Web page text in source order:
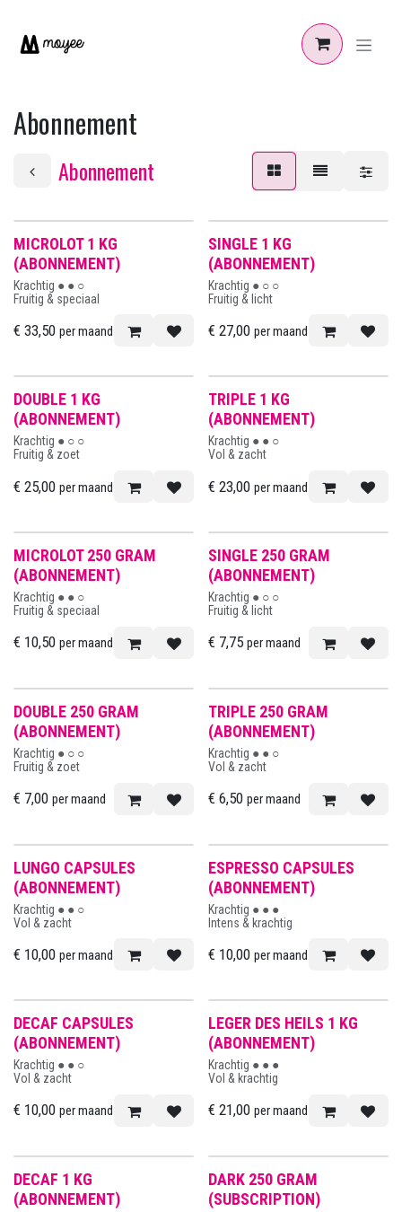
Abonnement
Abonnement
MICROLOT 1 KG
(ABONNEMENT)
Krachtig ● ● ○
Fruitig & speciaal
€ 33,50 per maand
SINGLE 1 KG
(ABONNEMENT)
Krachtig ● ○ ○
Fruitig & licht
€ 27,00 per maand
DOUBLE 1 KG
(ABONNEMENT)
Krachtig ● ○ ○
Fruitig & zoet
€ 25,00 per maand
BESTSELLER
TRIPLE 1 KG
(ABONNEMENT)
Krachtig ● ● ○
Vol & zacht
€ 23,00 per maand
MICROLOT 250 GRAM
(ABONNEMENT)
Krachtig ● ● ○
Fruitig & speciaal
€ 10,50 per maand
SINGLE 250 GRAM
(ABONNEMENT)
Krachtig ● ○ ○
Fruitig & licht
€ 7,75 per maand
DOUBLE 250 GRAM
(ABONNEMENT)
Krachtig ● ○ ○
Fruitig & zoet
€ 7,00 per maand
BESTSELLER
TRIPLE 250 GRAM
(ABONNEMENT)
Krachtig ● ● ○
Vol & zacht
€ 6,50 per maand
LUNGO CAPSULES
(ABONNEMENT)
Krachtig ● ● ○
Vol & zacht
€ 10,00 per maand
ESPRESSO CAPSULES
(ABONNEMENT)
Krachtig ● ● ●
Intens & krachtig
€ 10,00 per maand
DECAF CAPSULES
(ABONNEMENT)
Krachtig ● ● ○
Vol & zacht
€ 10,00 per maand
LEGER DES HEILS 1 KG
(ABONNEMENT)
Krachtig ● ● ●
Vol & krachtig
€ 21,00 per maand
DECAF 1 KG
(ABONNEMENT)
DARK 250 GRAM
(SUBSCRIPTION)